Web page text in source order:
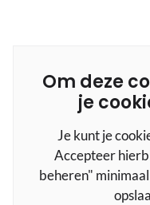
Om deze
je
Je kunt je
Accepteer
beheren"